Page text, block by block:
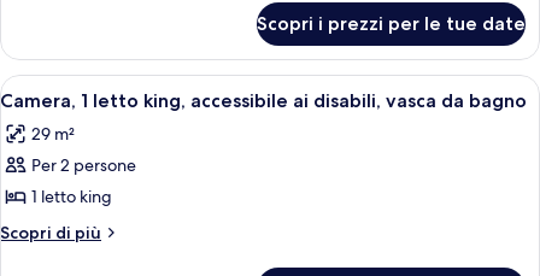
1
letto
king
Scopri i prezzi per le tue date
Apri
tutte
le
foto
per
Camera,
Una camera d'albergo con un letto
5
Camera, 1 letto king, accessibile ai disabili, vasca da bagno
29 m²
Per 2 persone
1 letto king
Scopri di più
Altri